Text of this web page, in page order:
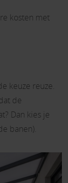
kosten met
keuze reuze.
de
Dan kies je
banen).